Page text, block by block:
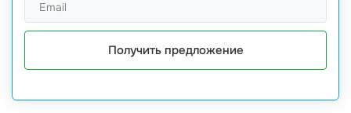
Получить предложение